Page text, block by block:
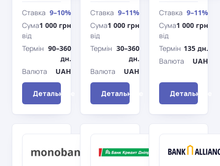
Ставка 9–10%
Сума
від
1 000 грн
Термін 90–360
дн.
Валюта
UAH
Детальніше
Ставка 9–11%
Сума
від
1 000 грн
Термін 30–360
дн.
Валюта
UAH
Детальніше
Ставка 9–11%
Сума
від
1 000 грн
Термін 135 дн.
Валюта
UAH
Детальніше
Стандартний
c
Кредит
Дніпро